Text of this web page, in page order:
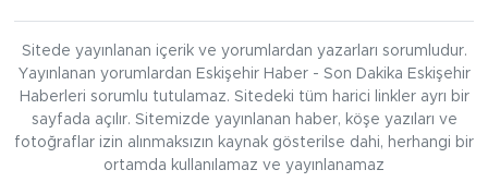
Sitede yayınlanan içerik ve yorumlardan yazarları sorumludur.
Yayınlanan yorumlardan Eskişehir Haber - Son Dakika Eskişehir
Haberleri sorumlu tutulamaz. Sitedeki tüm harici linkler ayrı bir
sayfada açılır. Sitemizde yayınlanan haber, köşe yazıları ve
fotoğraflar izin alınmaksızın kaynak gösterilse dahi, herhangi bir
ortamda kullanılamaz ve yayınlanamaz